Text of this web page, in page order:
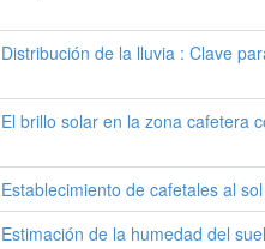
Distribución de la lluvia : Clave
El brillo solar en la zona cafetera
Establecimiento de cafetales al sol
Estimación de la humedad del